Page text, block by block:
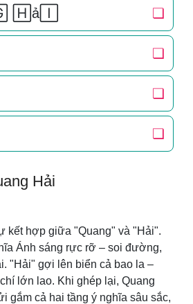
🄷ả🄸 ❏
❏
❏
❏
Hải
kết hợp giữa "Quang" và "Hải".
Ánh sáng rực rỡ – soi đường,
"Hải" gợi lên biển cả bao la –
lớn lao. Khi ghép lại, Quang
gắm cả hai tầng ý nghĩa sâu sắc,